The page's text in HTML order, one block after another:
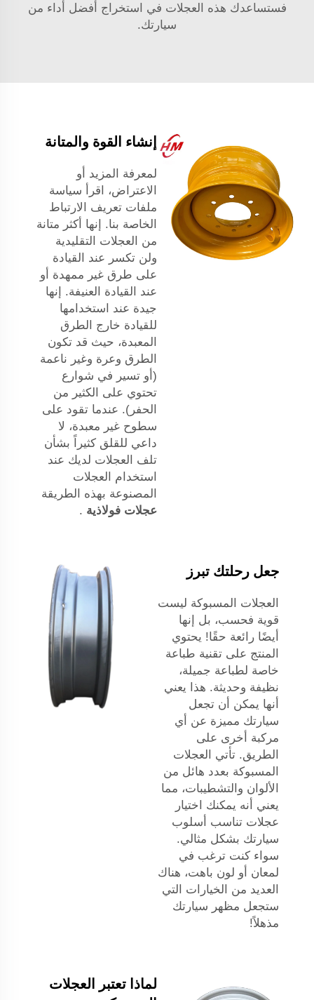
فستساعدك هذه العجلات في استخراج أفضل أداء من
سيارتك.
إنشاء القوة والمتانة
لمعرفة المزيد أو
الاعتراض، اقرأ سياسة
ملفات تعريف الارتباط
الخاصة بنا. إنها أكثر متانة
من العجلات التقليدية
ولن تكسر عند القيادة
على طرق غير ممهدة أو
عند القيادة العنيفة. إنها
جيدة عند استخدامها
للقيادة خارج الطرق
المعبدة، حيث قد تكون
الطرق وعرة وغير ناعمة
(أو تسير في شوارع
تحتوي على الكثير من
الحفر). عندما تقود على
سطوح غير معبدة، لا
داعي للقلق كثيراً بشأن
تلف العجلات لديك عند
استخدام العجلات
المصنوعة بهذه الطريقة
عجلات فولاذية
جعل رحلتك تبرز
العجلات المسبوكة ليست
قوية فحسب، بل إنها
أيضًا رائعة حقًا! يحتوي
المنتج على تقنية طباعة
خاصة لطباعة جميلة،
نظيفة وحديثة. هذا يعني
أنها يمكن أن تجعل
سيارتك مميزة عن أي
مركبة أخرى على
الطريق. تأتي العجلات
المسبوكة بعدد هائل من
الألوان والتشطيبات، مما
يعني أنه يمكنك اختيار
عجلات تناسب أسلوب
سيارتك بشكل مثالي.
سواء كنت ترغب في
لمعان أو لون باهت، هناك
العديد من الخيارات التي
ستجعل مظهر سيارتك
مذهلاً!
لماذا تعتبر العجلات